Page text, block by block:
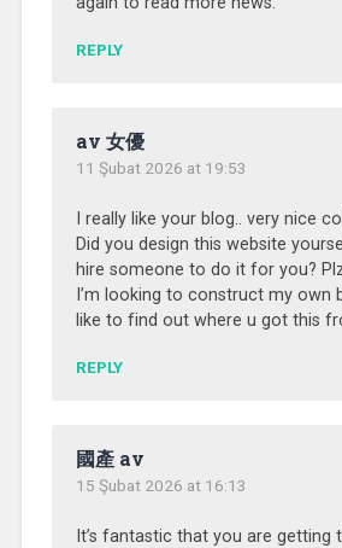
REPLY
av 女優
11 Şubat 2026 at 19:53
I really like your blog.. very nice
Did you design this website
hire someone to do it for you?
I’m looking to construct my own
like to find out where u got this
REPLY
國產 av
15 Şubat 2026 at 16:13
It’s fantastic that you are getting